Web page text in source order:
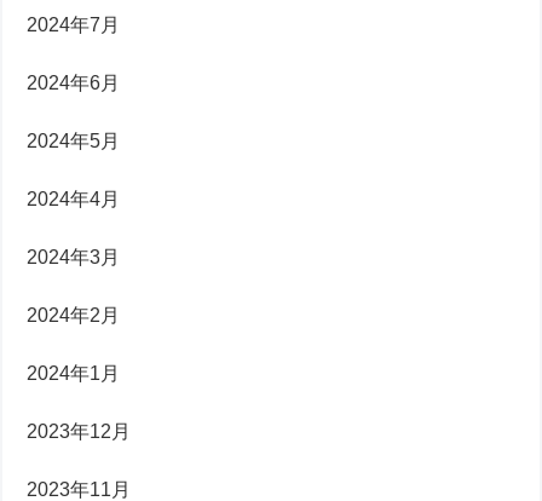
2024年7月
2024年6月
2024年5月
2024年4月
2024年3月
2024年2月
2024年1月
2023年12月
2023年11月